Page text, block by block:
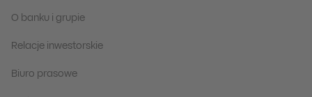
O banku i grupie
Relacje inwestorskie
Biuro prasowe